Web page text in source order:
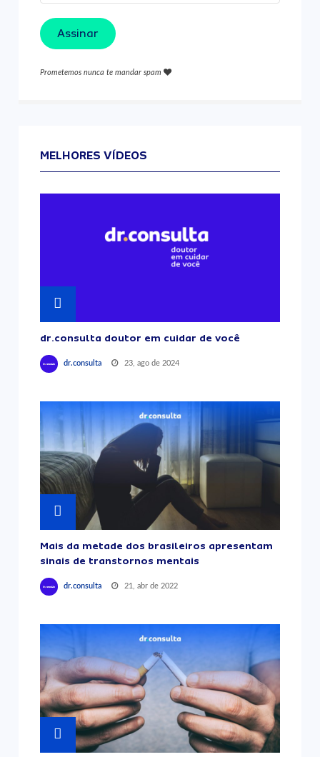
Assinar
Prometemos nunca te mandar spam
MELHORES VÍDEOS
dr.consulta doutor em cuidar de você
dr.consulta 23, ago de 2024
Mais da metade dos brasileiros apresentam
sinais de transtornos mentais
dr.consulta 21, abr de 2022